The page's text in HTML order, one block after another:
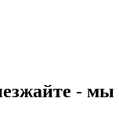
- мы